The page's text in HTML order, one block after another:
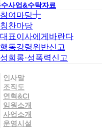
사업&수탁자료
참여마당
칭찬마당
대표이사에게바란다
행동강령위반신고
성희롱·성폭력신고
인사말
조직도
연혁&CI
임원소개
사업소개
운영시설